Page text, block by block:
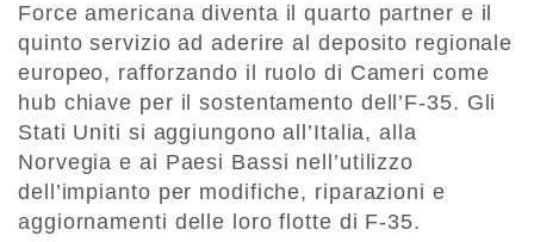
Force americana diventa il quarto partner e il
quinto servizio ad aderire al deposito regionale
europeo, rafforzando il ruolo di Cameri come
hub chiave per il sostentamento dell’F-35. Gli
Stati Uniti si aggiungono all’Italia, alla
Norvegia e ai Paesi Bassi nell’utilizzo
dell’impianto per modifiche, riparazioni e
aggiornamenti delle loro flotte di F-35.